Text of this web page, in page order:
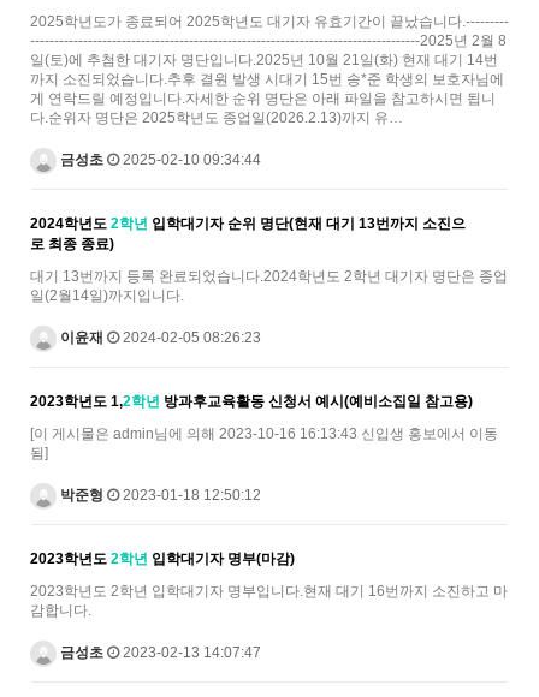
2025학년도가 종료되어 2025학년도 대기자 유효기간이 끝났습니다.---------
---------------------------------------------------------------------------------2025년 2월 8
일(토)에 추첨한 대기자 명단입니다.2025년 10월 21일(화) 현재 대기 14번
까지 소진되었습니다.추후 결원 발생 시대기 15번 송*준 학생의 보호자님에
게 연락드릴 예정입니다.자세한 순위 명단은 아래 파일을 참고하시면 됩니
다.순위자 명단은 2025학년도 종업일(2026.2.13)까지 유…
금성초 2025-02-10 09:34:44
2024학년도 2학년 입학대기자 순위 명단(현재 대기 13번까지 소진으
로 최종 종료)
대기 13번까지 등록 완료되었습니다.2024학년도 2학년 대기자 명단은 종업
일(2월14일)까지입니다.
이윤재 2024-02-05 08:26:23
2023학년도 1,2학년 방과후교육활동 신청서 예시(예비소집일 참고용)
[이 게시물은 admin님에 의해 2023-10-16 16:13:43 신입생 홍보에서 이동
됨]
박준형 2023-01-18 12:50:12
2023학년도 2학년 입학대기자 명부(마감)
2023학년도 2학년 입학대기자 명부입니다.현재 대기 16번까지 소진하고 마
감합니다.
금성초 2023-02-13 14:07:47